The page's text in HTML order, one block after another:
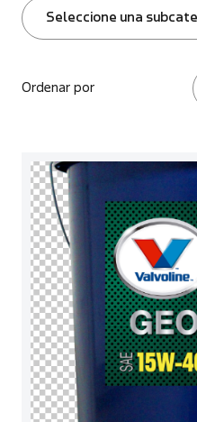
Seleccione una
Ordenar por